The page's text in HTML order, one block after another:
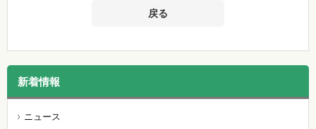
戻る
新着情報
ニュース